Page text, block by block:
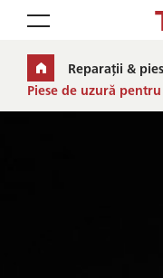
Toggle
Reparații &
Piese de uzură